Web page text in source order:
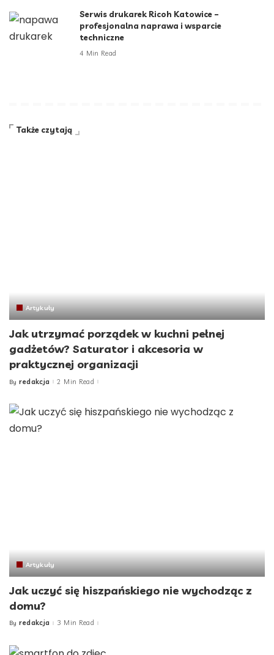
Serwis drukarek Ricoh Katowice –
profesjonalna naprawa i wsparcie
techniczne
4 Min Read
Także czytają
Artykuły
Jak utrzymać porządek w kuchni pełnej
gadżetów? Saturator i akcesoria w
praktycznej organizacji
Posted
By redakcja 2 Min Read
Artykuły
Jak uczyć się hiszpańskiego nie wychodząc z
domu?
Posted
By redakcja 3 Min Read